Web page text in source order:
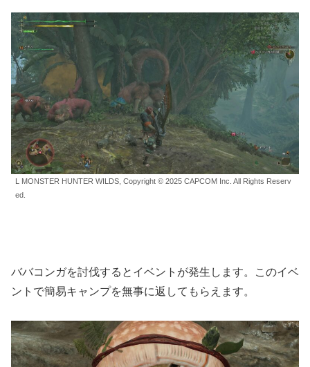
L MONSTER HUNTER WILDS, Copyright © 2025 CAPCOM Inc. All Rights Reserv
ed.
ババコンガを討伐するとイベントが発生します。このイベ
ントで簡易キャンプを無事に返してもらえます。